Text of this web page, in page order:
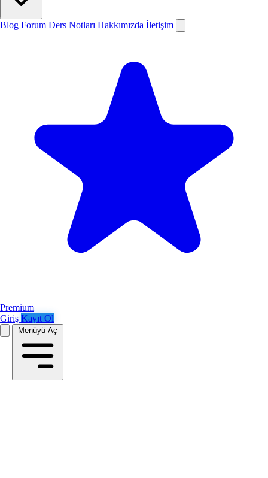
Blog Forum Ders Notları Hakkımızda İletişim
Premium
Giriş Kayıt Ol
Menüyü Aç